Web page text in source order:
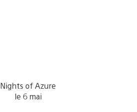
Nights of Azure
le 6 mai